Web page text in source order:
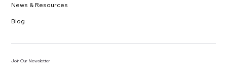
News & Resources
Blog
Join Our Newsletter